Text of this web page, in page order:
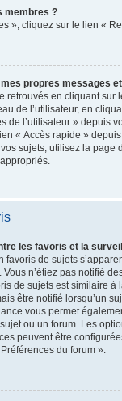
membres ?
», cliquez sur le lien «
propres messages
retrouvés en cliquant sur
de l’utilisateur, en
de l’utilisateur » depuis
« Accès rapide »
sujets, utilisez la page
les favoris et la
favoris de sujets
n’étiez pas notifié
de sujets est similaire à
être notifié lorsqu’un
vous permet
ou un forum. Les
peuvent être
du forum ».